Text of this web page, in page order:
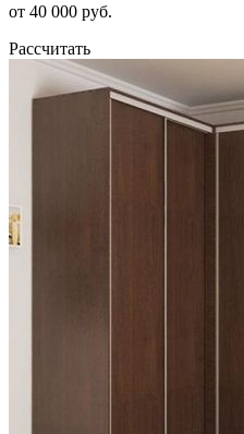
от 40 000 руб.
Рассчитать